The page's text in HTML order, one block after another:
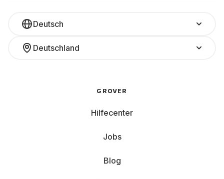
Deutsch
Deutschland
GROVER
Hilfecenter
Jobs
Blog